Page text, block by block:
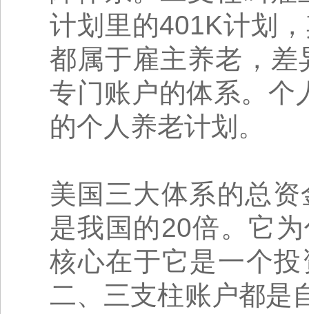
计划里的401K计划
都属于雇主养老，
专门账户的体系。个
的个人养老计划。
美国三大体系的总
是我国的20倍。它
核心在于它是一个
二、三支柱账户都是